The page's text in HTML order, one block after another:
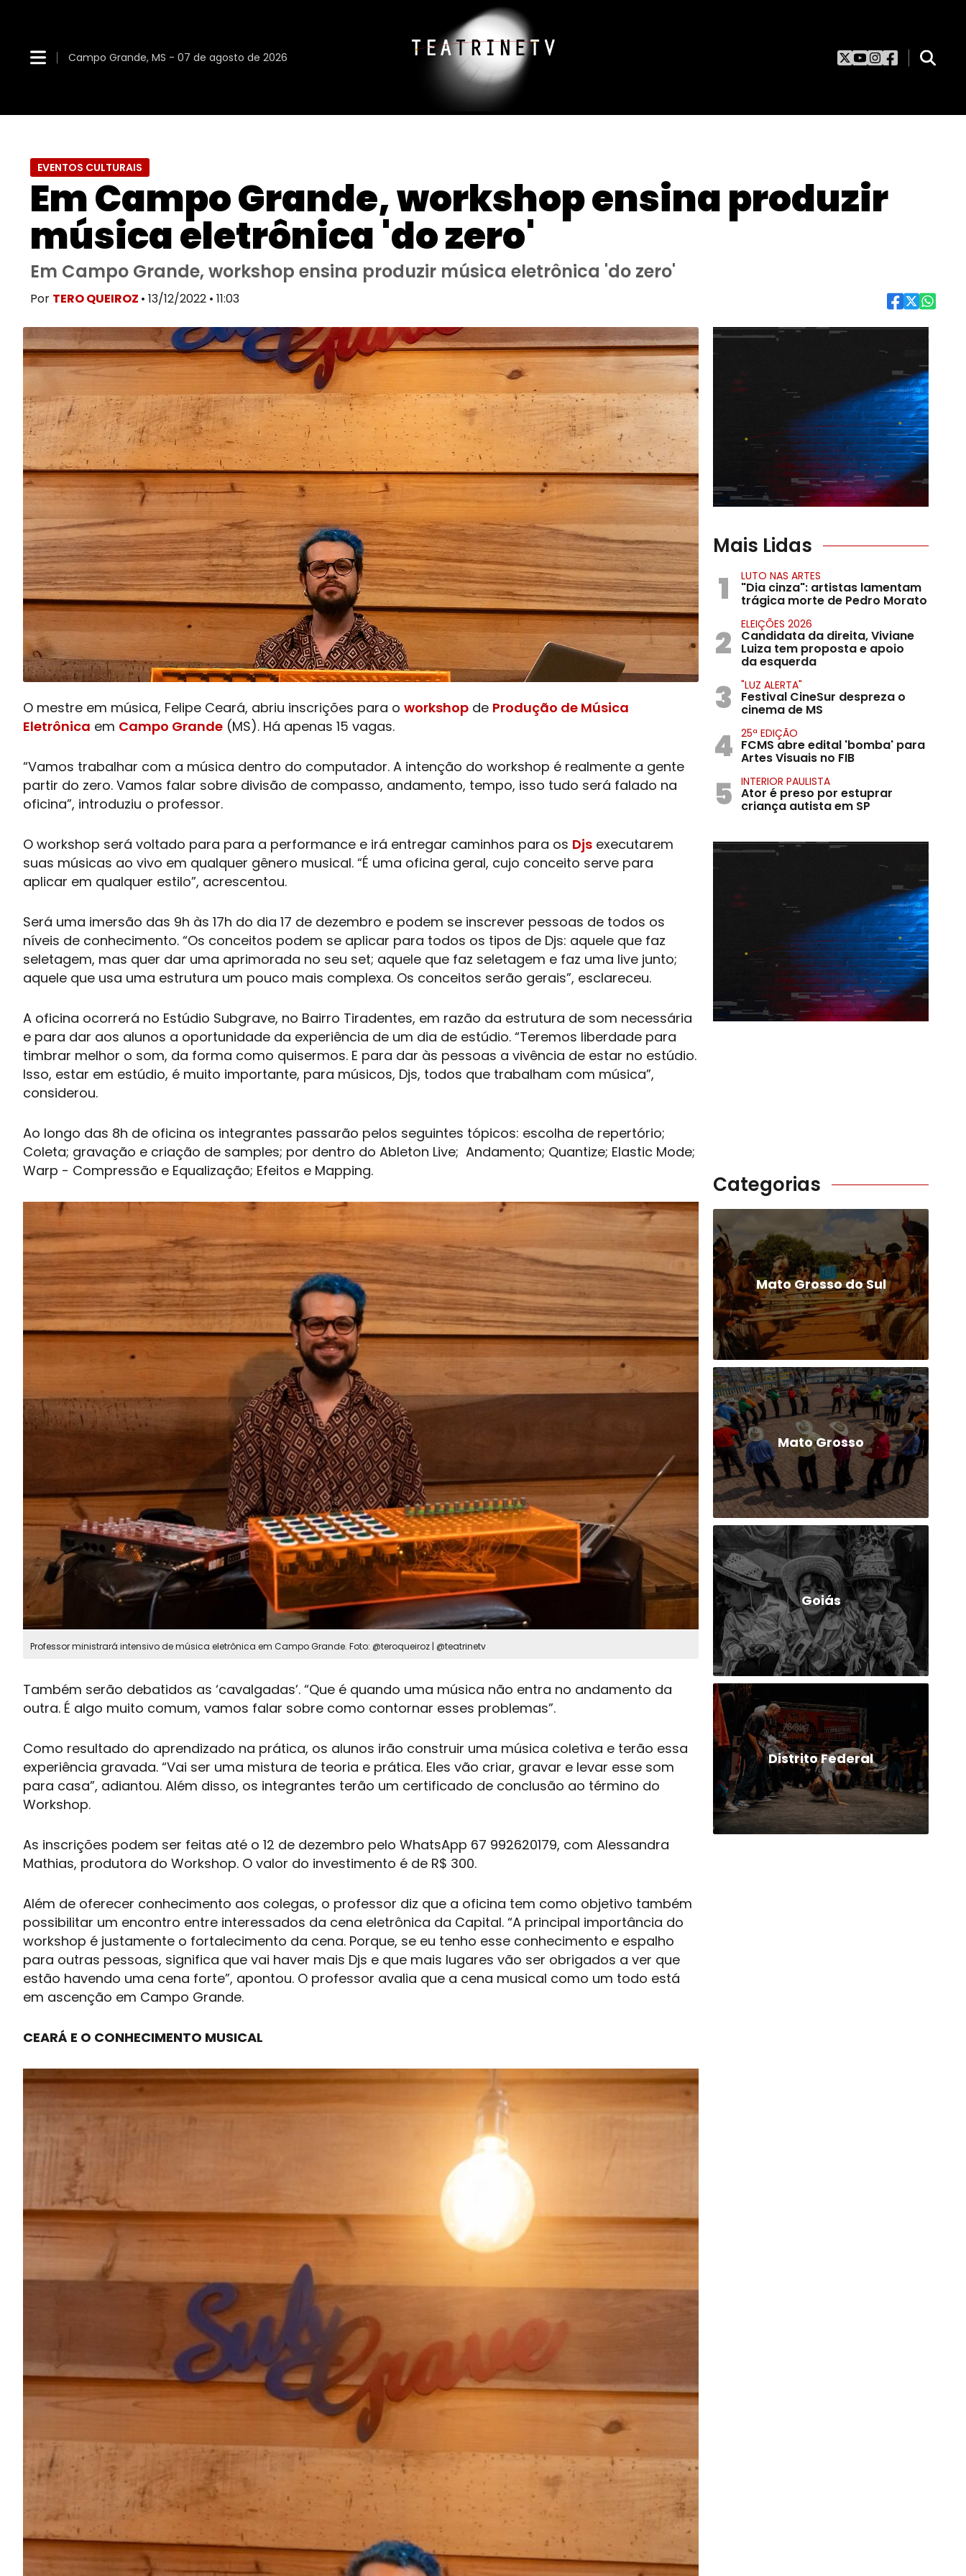
Campo Grande, MS - 07 de agosto de 2026
EVENTOS CULTURAIS
​Em Campo Grande, workshop ensina produzir
música eletrônica 'do zero'
Em Campo Grande, workshop ensina produzir música eletrônica 'do zero'
Por TERO QUEIROZ • 13/12/2022 • 11:03
​O mestre em música, Felipe Ceará, abriu inscrições para o workshop de Produção de Música
Eletrônica em Campo Grande (MS). Há apenas 15 vagas.
“Vamos trabalhar com a música dentro do computador. A intenção do workshop é realmente a gente
partir do zero. Vamos falar sobre divisão de compasso, andamento, tempo, isso tudo será falado na
oficina”, introduziu o professor.
O workshop será voltado para para a performance e irá entregar caminhos para os Djs executarem
suas músicas ao vivo em qualquer gênero musical. “É uma oficina geral, cujo conceito serve para
aplicar em qualquer estilo”, acrescentou.
Será uma imersão das 9h às 17h do dia 17 de dezembro e podem se inscrever pessoas de todos os
níveis de conhecimento. “Os conceitos podem se aplicar para todos os tipos de Djs: aquele que faz
seletagem, mas quer dar uma aprimorada no seu set; aquele que faz seletagem e faz uma live junto;
aquele que usa uma estrutura um pouco mais complexa. Os conceitos serão gerais”, esclareceu.
A oficina ocorrerá no Estúdio Subgrave, no Bairro Tiradentes, em razão da estrutura de som necessária
e para dar aos alunos a oportunidade da experiência de um dia de estúdio. “Teremos liberdade para
timbrar melhor o som, da forma como quisermos. E para dar às pessoas a vivência de estar no estúdio.
Isso, estar em estúdio, é muito importante, para músicos, Djs, todos que trabalham com música”,
considerou.
Ao longo das 8h de oficina os integrantes passarão pelos seguintes tópicos: escolha de repertório;
Coleta; gravação e criação de samples; por dentro do Ableton Live; Andamento; Quantize; Elastic Mode;
Warp - Compressão e Equalização; Efeitos e Mapping.
Professor ministrará intensivo de música eletrônica em Campo Grande. Foto: @teroqueiroz | @teatrinetv
Também serão debatidos as ‘cavalgadas’. “Que é quando uma música não entra no andamento da
outra. É algo muito comum, vamos falar sobre como contornar esses problemas”.
Como resultado do aprendizado na prática, os alunos irão construir uma música coletiva e terão essa
experiência gravada. “Vai ser uma mistura de teoria e prática. Eles vão criar, gravar e levar esse som
para casa”, adiantou. Além disso, os integrantes terão um certificado de conclusão ao término do
Workshop.
As inscrições podem ser feitas até o 12 de dezembro pelo WhatsApp 67 992620179, com Alessandra
Mathias, produtora do Workshop. O valor do investimento é de R$ 300.
Além de oferecer conhecimento aos colegas, o professor diz que a oficina tem como objetivo também
possibilitar um encontro entre interessados da cena eletrônica da Capital. “A principal importância do
workshop é justamente o fortalecimento da cena. Porque, se eu tenho esse conhecimento e espalho
para outras pessoas, significa que vai haver mais Djs e que mais lugares vão ser obrigados a ver que
estão havendo uma cena forte”, apontou. O professor avalia que a cena musical como um todo está
em ascenção em Campo Grande.
CEARÁ E O CONHECIMENTO MUSICAL
Mais Lidas
1 LUTO NAS ARTES
"Dia cinza": artistas lamentam
trágica morte de Pedro Morato
2 ELEIÇÕES 2026
Candidata da direita, Viviane
Luiza tem proposta e apoio
da esquerda
3 "LUZ ALERTA"
Festival CineSur despreza o
cinema de MS
4 25ª EDIÇÃO
FCMS abre edital 'bomba' para
Artes Visuais no FIB
5 INTERIOR PAULISTA
Ator é preso por estuprar
criança autista em SP
Categorias
Mato Grosso do Sul
Mato Grosso
Goiás
Distrito Federal